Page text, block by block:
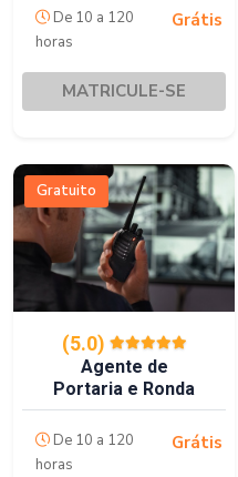
De 10 a 120
horas
Grátis
MATRICULE-SE
Gratuito
(5.0)
Agente de
Portaria e Ronda
De 10 a 120
horas
Grátis